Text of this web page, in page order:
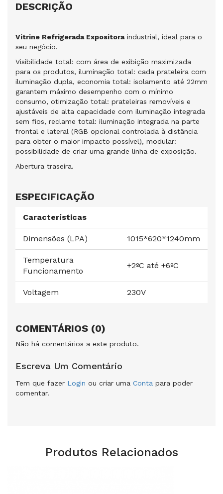
DESCRIÇÃO
Vitrine Refrigerada Expositoraindustrial, ideal para o
seu negócio.
Visibilidade total: com área de exibição maximizada
para os produtos, iluminação total: cada prateleira com
iluminação dupla, economia total: isolamento até 22mm
garantem máximo desempenho com o mínimo
consumo, otimização total: prateleiras removíveis e
ajustáveis de alta capacidade com iluminação integrada
sem fios, reclame total: iluminação integrada na parte
frontal e lateral (RGB opcional controlada à distância
para obter o maior impacto possível), modular:
possibilidade de criar uma grande linha de exposição.
Abertura traseira.
ESPECIFICAÇÃO
Características
Dimensões (LPA) 1015*620*1240mm
Temperatura
Funcionamento
+2ºC até +6ºC
Voltagem 230V
COMENTÁRIOS (0)
Não há comentários a este produto.
Escreva Um Comentário
Tem que fazer Login ou criar uma Conta para poder
comentar.
Produtos Relacionados